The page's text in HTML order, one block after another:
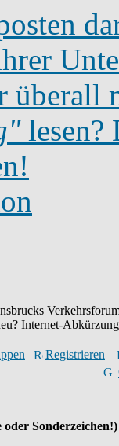
überall
lesen?
Internet-
Registrieren
oder Sonderzeichen!)